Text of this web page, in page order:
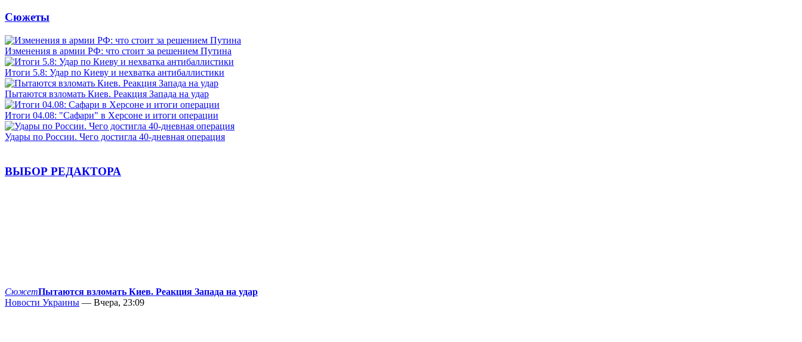
Сюжеты
Изменения в армии РФ: что стоит за решением Путина
Итоги 5.8: Удар по Киеву и нехватка антибаллистики
Пытаются взломать Киев. Реакция Запада на удар
Итоги 04.08: "Сафари" в Херсоне и итоги операции
Удары по России. Чего достигла 40-дневная операция
ВЫБОР РЕДАКТОРА
СюжетПытаются взломать Киев. Реакция Запада на удар
Новости Украины — Вчера, 23:09